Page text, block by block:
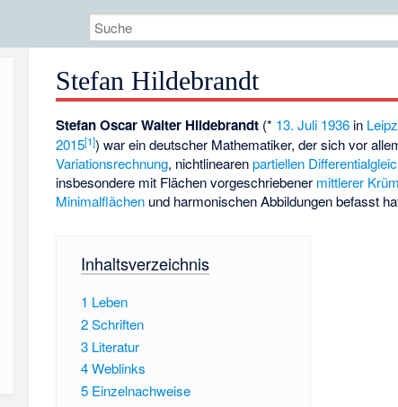
Stefan Hildebrandt
Stefan Oscar Walter Hildebrandt (* 13. Juli 1936 in
2015[1]) war ein deutscher Mathematiker, der sich vor
Variationsrechnung, nichtlinearenpartiellen
insbesondere mit Flächen vorgeschriebener mittlerer
Minimalflächen und harmonischen Abbildungenbefasst
Inhaltsverzeichnis
1 Leben
2Schriften
3 Literatur
4Weblinks
5 Einzelnachweise